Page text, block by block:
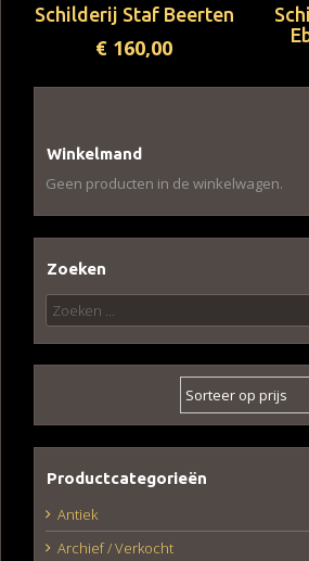
Schilderij Staf Beerten
€ 160,00
Winkelmand
Geen producten in de winkelwagen.
Zoeken
Zoeken
naar:
Productcategorieën
Antiek
Archief / Verkocht